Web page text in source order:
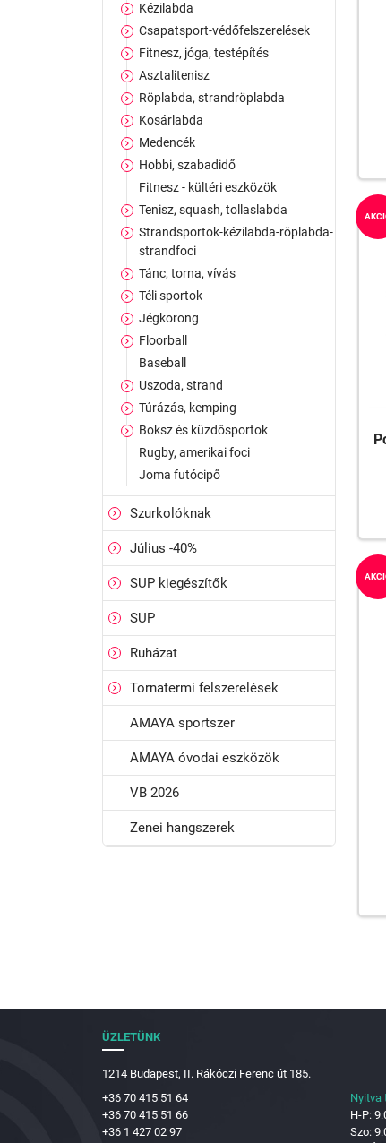
Kézilabda
Csapatsport-védőfelszerelések
Fitnesz, jóga, testépítés
Asztalitenisz
Röplabda, strandröplabda
Kosárlabda
Medencék
Hobbi, szabadidő
Fitnesz - kültéri eszközök
Tenisz, squash, tollaslabda
Strandsportok-kézilabda-röplabda-
strandfoci
Tánc, torna, vívás
Téli sportok
Jégkorong
Floorball
Baseball
Uszoda, strand
Túrázás, kemping
Boksz és küzdősportok
Rugby, amerikai foci
Joma futócipő
Szurkolóknak
Július -40%
SUP kiegészítők
SUP
Ruházat
Tornatermi felszerelések
AMAYA sportszer
AMAYA óvodai eszközök
VB 2026
Zenei hangszerek
ÜZLETÜNK
1214 Budapest, II. Rákóczi Ferenc út 185.
+36 70 415 51 64
+36 70 415 51 66
+36 1 427 02 97
Nyitva
H-P:
Szo: